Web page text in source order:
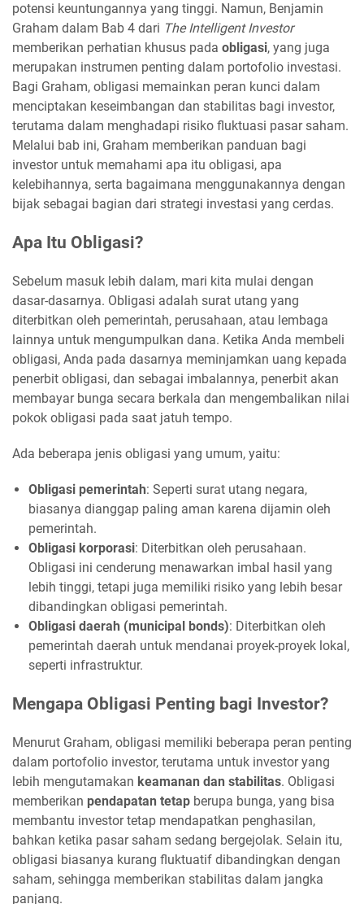
potensi keuntungannya yang tinggi. Namun, Benjamin
Graham dalam Bab 4 dari The Intelligent Investor
memberikan perhatian khusus pada obligasi, yang juga
merupakan instrumen penting dalam portofolio investasi.
Bagi Graham, obligasi memainkan peran kunci dalam
menciptakan keseimbangan dan stabilitas bagi investor,
terutama dalam menghadapi risiko fluktuasi pasar saham.
Melalui bab ini, Graham memberikan panduan bagi
investor untuk memahami apa itu obligasi, apa
kelebihannya, serta bagaimana menggunakannya dengan
bijak sebagai bagian dari strategi investasi yang cerdas.
Apa Itu Obligasi?
Sebelum masuk lebih dalam, mari kita mulai dengan
dasar-dasarnya. Obligasi adalah surat utang yang
diterbitkan oleh pemerintah, perusahaan, atau lembaga
lainnya untuk mengumpulkan dana. Ketika Anda membeli
obligasi, Anda pada dasarnya meminjamkan uang kepada
penerbit obligasi, dan sebagai imbalannya, penerbit akan
membayar bunga secara berkala dan mengembalikan nilai
pokok obligasi pada saat jatuh tempo.
Ada beberapa jenis obligasi yang umum, yaitu:
Obligasi pemerintah: Seperti surat utang negara,
biasanya dianggap paling aman karena dijamin oleh
pemerintah.
Obligasi korporasi: Diterbitkan oleh perusahaan.
Obligasi ini cenderung menawarkan imbal hasil yang
lebih tinggi, tetapi juga memiliki risiko yang lebih besar
dibandingkan obligasi pemerintah.
Obligasi daerah (municipal bonds): Diterbitkan oleh
pemerintah daerah untuk mendanai proyek-proyek lokal,
seperti infrastruktur.
Mengapa Obligasi Penting bagi Investor?
Menurut Graham, obligasi memiliki beberapa peran penting
dalam portofolio investor, terutama untuk investor yang
lebih mengutamakan keamanan dan stabilitas. Obligasi
memberikan pendapatan tetap berupa bunga, yang bisa
membantu investor tetap mendapatkan penghasilan,
bahkan ketika pasar saham sedang bergejolak. Selain itu,
obligasi biasanya kurang fluktuatif dibandingkan dengan
saham, sehingga memberikan stabilitas dalam jangka
panjang.